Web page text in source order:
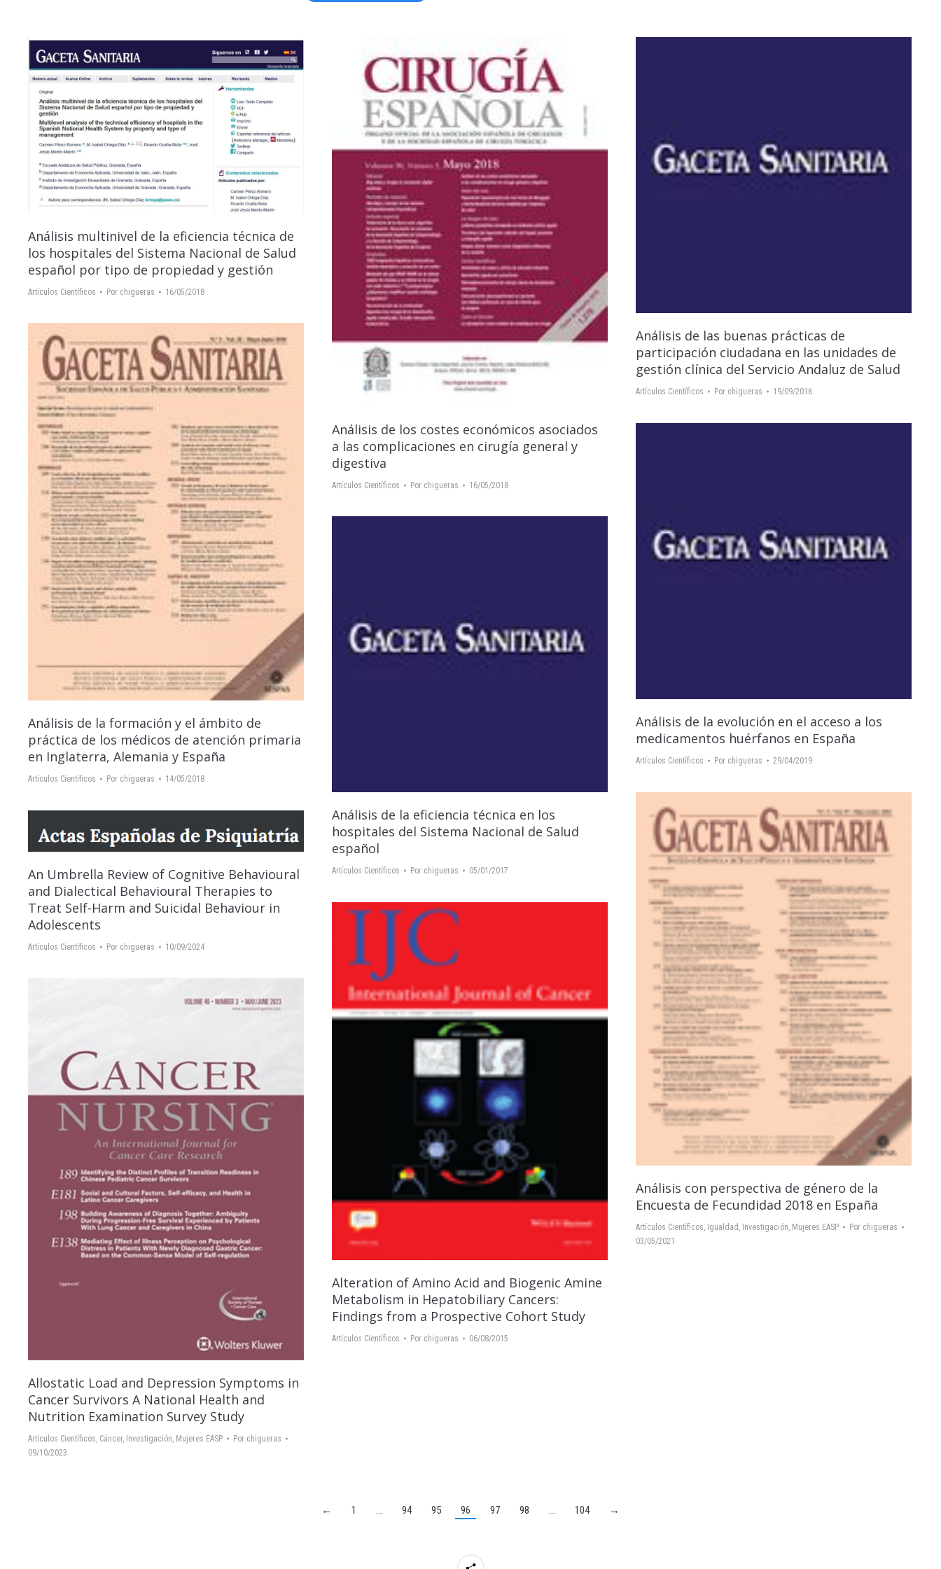
Análisis multinivel de la eficiencia técnica de
los hospitales del Sistema Nacional de Salud
español por tipo de propiedad y gestión
Artículos Científicos Por chigueras 16/05/2018
Análisis de los costes económicos asociados
a las complicaciones en cirugía general y
digestiva
Artículos Científicos Por chigueras 16/05/2018
Análisis de las buenas prácticas de
participación ciudadana en las unidades de
gestión clínica del Servicio Andaluz de Salud
Artículos Científicos Por chigueras 19/09/2016
Análisis de la formación y el ámbito de
práctica de los médicos de atención primaria
en Inglaterra, Alemania y España
Artículos Científicos Por chigueras 14/05/2018
Análisis de la evolución en el acceso a los
medicamentos huérfanos en España
Artículos Científicos Por chigueras 29/04/2019
Análisis de la eficiencia técnica en los
hospitales del Sistema Nacional de Salud
español
Artículos Científicos Por chigueras 05/01/2017
Análisis con perspectiva de género de la
Encuesta de Fecundidad 2018 en España
Artículos Científicos Igualdad Investigación Mujeres EASP Por chigueras
03/05/2021
An Umbrella Review of Cognitive Behavioural
and Dialectical Behavioural Therapies to
Treat Self-Harm and Suicidal Behaviour in
Adolescents
Artículos Científicos Por chigueras 10/09/2024
Alteration of Amino Acid and Biogenic Amine
Metabolism in Hepatobiliary Cancers:
Findings from a Prospective Cohort Study
Artículos Científicos Por chigueras 06/08/2015
Allostatic Load and Depression Symptoms in
Cancer Survivors A National Health and
Nutrition Examination Survey Study
Artículos Científicos, Cáncer, Investigación, Mujeres EASP Por chigueras
09/10/2023
← 1 … 94 95 96 97 98 … 104 →